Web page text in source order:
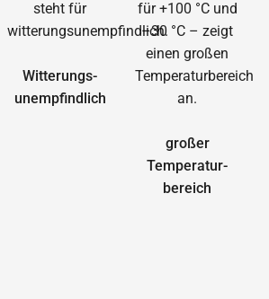
Witterungs­
unempfindlich
großer
Temperatur­
bereich